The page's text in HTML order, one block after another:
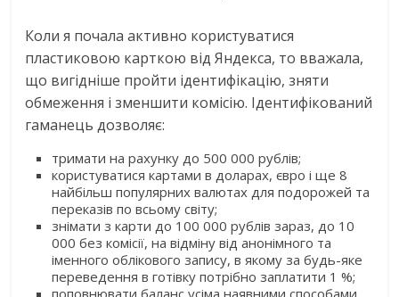
Коли я почала активно користуватися
пластиковою карткою від Яндекса, то вважала,
що вигідніше пройти ідентифікацію, зняти
обмеження і зменшити комісію. Ідентифікований
гаманець дозволяє:
тримати на рахунку до 500 000 рублів;
користуватися картами в доларах, євро і ще 8
найбільш популярних валютах для подорожей та
переказів по всьому світу;
знімати з карти до 100 000 рублів зараз, до 10
000 без комісії, на відміну від анонімного та
іменного облікового запису, в якому за будь-яке
переведення в готівку потрібно заплатити 1 %;